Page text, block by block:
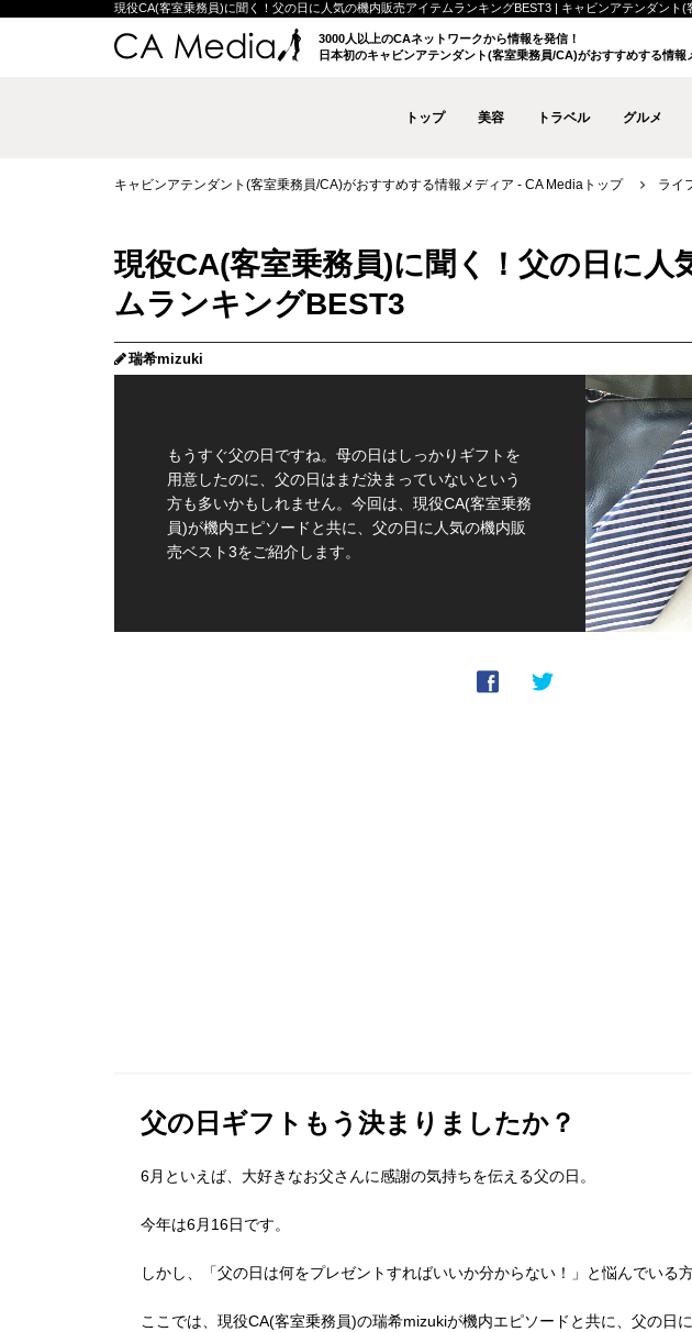
現役CA(客室乗務員)に聞く！父の日に人気の機内販売アイテムランキングBEST3 | キャビンアテンダント
3000人以上のCAネットワークから情報を発信！
日本初のキャビンアテンダント(客室乗務員/CA)がおすすめする情報
トップ 美容 トラベル グルメ
キャビンアテンダント(客室乗務員/CA)がおすすめする情報メディア - CA Mediaトップ ライ
現役CA(客室乗務員)に聞く！父の日に人
ムランキングBEST3
瑞希mizuki
もうすぐ父の日ですね。母の日はしっかりギフトを
用意したのに、父の日はまだ決まっていないという
方も多いかもしれません。今回は、現役CA(客室乗務
員)が機内エピソードと共に、父の日に人気の機内販
売ベスト3をご紹介します。
父の日ギフトもう決まりましたか？
6月といえば、大好きなお父さんに感謝の気持ちを伝える父の日。
今年は6月 16日です。
しかし、「父の日は何をプレゼントすればいいか分からない！」と悩んでいる
ここでは、現役CA(客室乗務員)の瑞希mizukiが機内エピソードと共に、父の日